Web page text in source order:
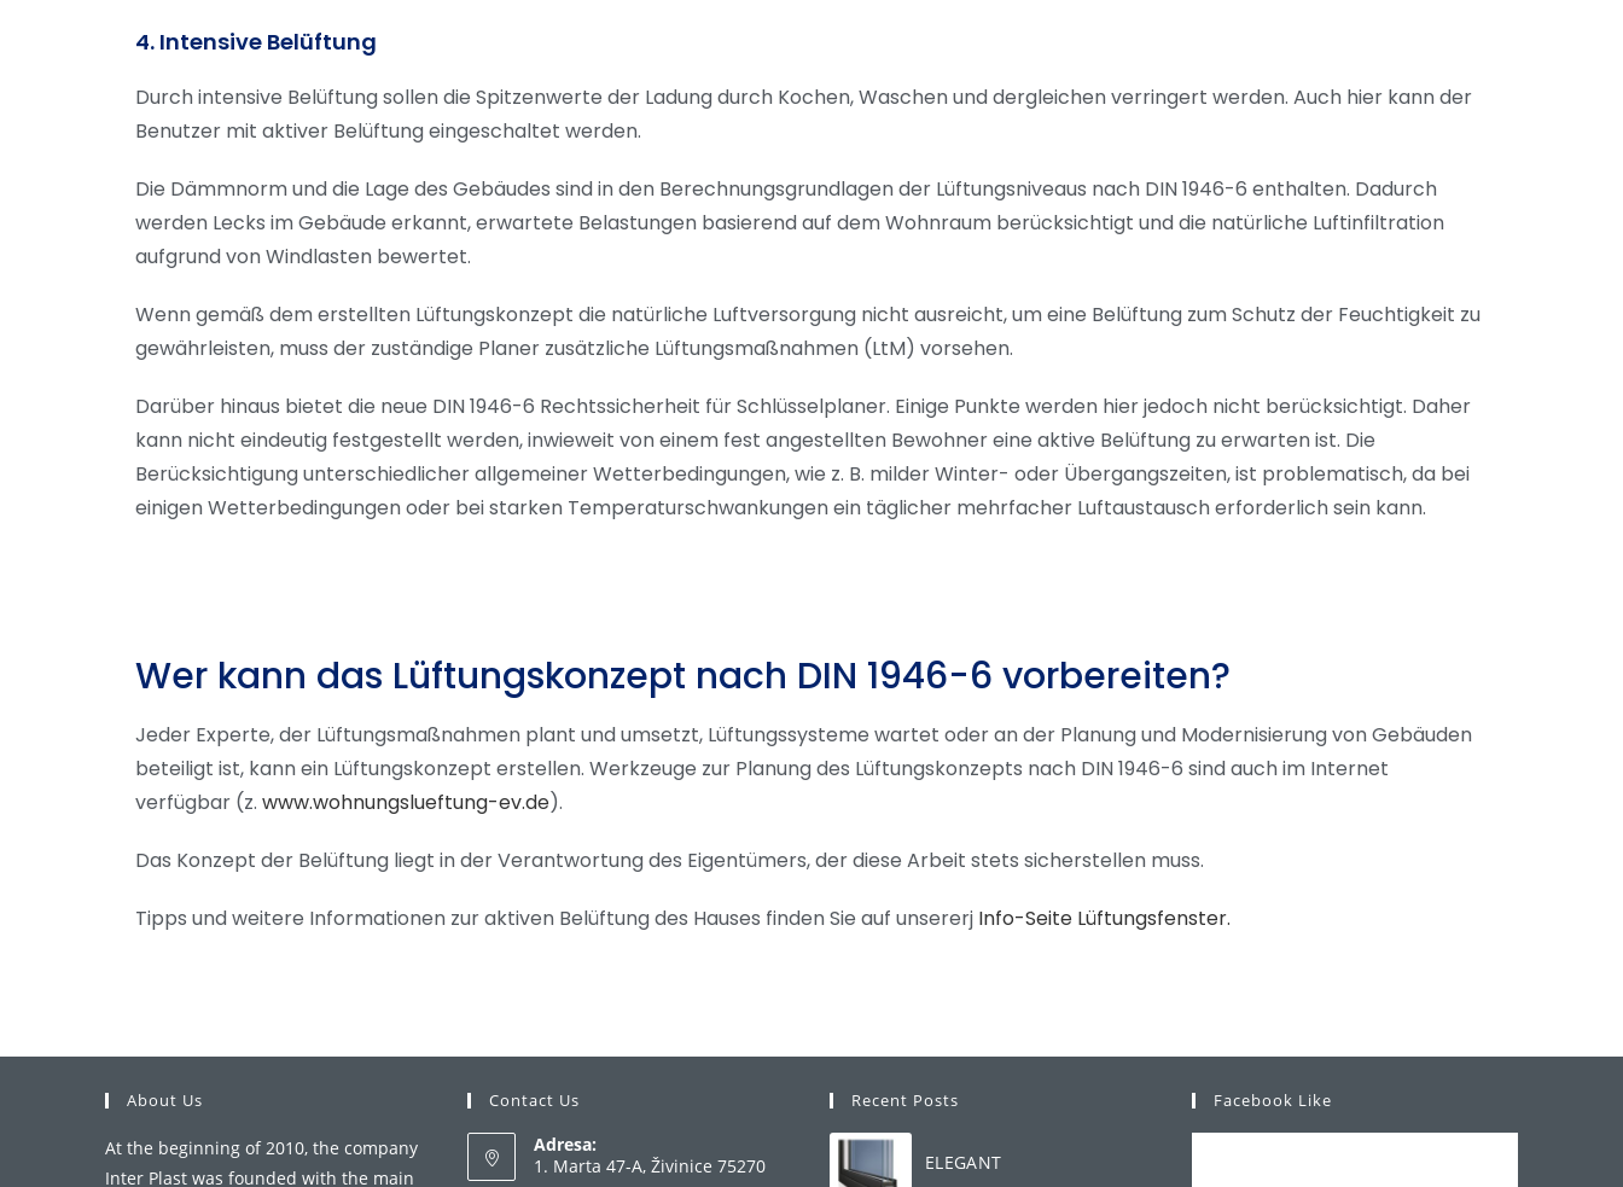
4. Intensive Belüftung
Durch intensive Belüftung sollen die Spitzenwerte der Ladung durch Kochen, Waschen und dergleichen verringert werden. Auch hier kann der
Benutzer mit aktiver Belüftung eingeschaltet werden.
Die Dämmnorm und die Lage des Gebäudes sind in den Berechnungsgrundlagen der Lüftungsniveaus nach DIN 1946-6 enthalten. Dadurch
werden Lecks im Gebäude erkannt, erwartete Belastungen basierend auf dem Wohnraum berücksichtigt und die natürliche Luftinfiltration
aufgrund von Windlasten bewertet.
Wenn gemäß dem erstellten Lüftungskonzept die natürliche Luftversorgung nicht ausreicht, um eine Belüftung zum Schutz der Feuchtigkeit zu
gewährleisten, muss der zuständige Planer zusätzliche Lüftungsmaßnahmen (LtM) vorsehen.
Darüber hinaus bietet die neue DIN 1946-6 Rechtssicherheit für Schlüsselplaner. Einige Punkte werden hier jedoch nicht berücksichtigt. Daher
kann nicht eindeutig festgestellt werden, inwieweit von einem fest angestellten Bewohner eine aktive Belüftung zu erwarten ist. Die
Berücksichtigung unterschiedlicher allgemeiner Wetterbedingungen, wie z. B. milder Winter- oder Übergangszeiten, ist problematisch, da bei
einigen Wetterbedingungen oder bei starken Temperaturschwankungen ein täglicher mehrfacher Luftaustausch erforderlich sein kann.
Wer kann das Lüftungskonzept nach DIN 1946-6 vorbereiten?
Jeder Experte, der Lüftungsmaßnahmen plant und umsetzt, Lüftungssysteme wartet oder an der Planung und Modernisierung von Gebäuden
beteiligt ist, kann ein Lüftungskonzept erstellen. Werkzeuge zur Planung des Lüftungskonzepts nach DIN 1946-6 sind auch im Internet
verfügbar (z. www.wohnungslueftung-ev.de).
Das Konzept der Belüftung liegt in der Verantwortung des Eigentümers, der diese Arbeit stets sicherstellen muss.
Tipps und weitere Informationen zur aktiven Belüftung des Hauses finden Sie auf unsererj Info-Seite Lüftungsfenster.
About Us
At the beginning of 2010, the company
Inter Plast was founded with the main
Contact Us
Adresa:
1. Marta 47-A, Živinice 75270
Recent Posts
ELEGANT
Facebook Like